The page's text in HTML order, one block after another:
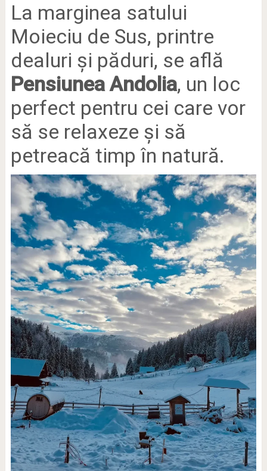
La marginea satului
Moieciu de Sus, printre
dealuri și păduri, se află
Pensiunea Andolia, un loc
perfect pentru cei care vor
să se relaxeze și să
petreacă timp în natură.